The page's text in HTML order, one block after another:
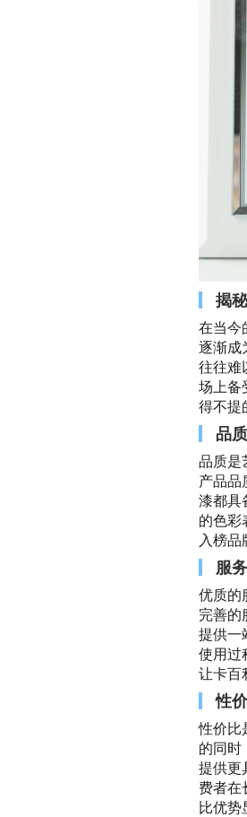
揭
在当今
逐渐成
往往难
场上备
得不提
品
品质是
产品品
漆都具
的色彩
入榜品
服
优质的
完善的
提供一
使用过
让卡百
性
性价比
的同时
提供更
费者在
比优势